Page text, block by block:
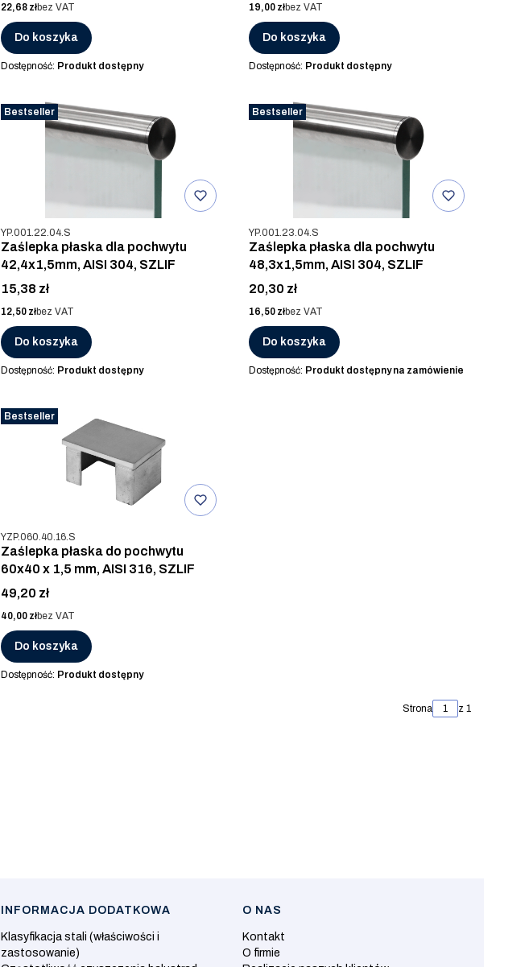
Cena
22,68 złbez VAT
Do koszyka
Dostępność: Produkt dostępny
Cena
19,00 złbez VAT
Do koszyka
Dostępność: Produkt dostępny
Bestseller
Kod produktu
YP.001.22.04.S
Zaślepka płaska dla pochwytu
42,4x1,5mm, AISI 304, SZLIF
Cena
15,38 zł
Cena
12,50 złbez VAT
Do koszyka
Dostępność: Produkt dostępny
Bestseller
Kod produktu
YP.001.23.04.S
Zaślepka płaska dla pochwytu
48,3x1,5mm, AISI 304, SZLIF
Cena
20,30 zł
Cena
16,50 złbez VAT
Do koszyka
Dostępność: Produkt dostępny na zamówienie
Bestseller
Kod produktu
YZP.060.40.16.S
Zaślepka płaska do pochwytu
60x40 x 1,5 mm, AISI 316, SZLIF
Cena
49,20 zł
Cena
40,00 złbez VAT
Do koszyka
Dostępność: Produkt dostępny
Strona z 1
INFORMACJA DODATKOWA
Klasyfikacja stali (właściwości i
zastosowanie)
O NAS
Kontakt
O firmie